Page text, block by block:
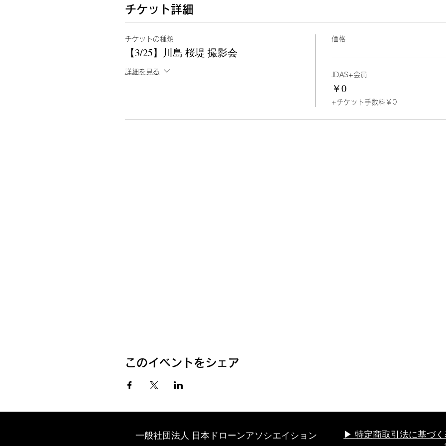
チケット詳細
チケットの種類
【3/25】川島 桜堤 撮影会
詳細を見る
価格
JDAS+会員
￥0
+チケット手数料￥0
このイベントをシェア
一般社団法人 日本ドローンアソシエイション
▶︎ 特定商取引法に基づ